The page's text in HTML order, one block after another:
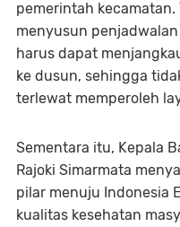
pemerintah
menyusun
harus dapat
ke dusun, sehingga
terlewat memperoleh
Sementara itu, Kepala
Rajoki Simarmata
pilar menuju Indonesia
kualitas kesehatan